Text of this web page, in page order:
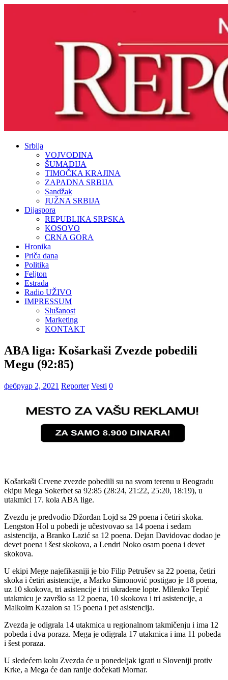
Srbija
VOJVODINA
ŠUMADIJA
TIMOČKA KRAJINA
ZAPADNA SRBIJA
Sandžak
JUŽNA SRBIJA
Dijaspora
REPUBLIKA SRPSKA
KOSOVO
CRNA GORA
Hronika
Priča dana
Politika
Feljton
Estrada
Radio UŽIVO
IMPRESSUM
Slušanost
Marketing
KONTAKT
ABA liga: Košarkaši Zvezde pobedili
Megu (92:85)
фебруар 2, 2021 Reporter Vesti 0
Košarkaši Crvene zvezde pobedili su na svom terenu u Beogradu
ekipu Mega Sokerbet sa 92:85 (28:24, 21:22, 25:20, 18:19), u
utakmici 17. kola ABA lige.
Zvezdu je predvodio Džordan Lojd sa 29 poena i četiri skoka.
Lengston Hol u pobedi je učestvovao sa 14 poena i sedam
asistencija, a Branko Lazić sa 12 poena. Dejan Davidovac dodao je
devet poena i šest skokova, a Lendri Noko osam poena i devet
skokova.
U ekipi Mege najefikasniji je bio Filip Petrušev sa 22 poena, četiri
skoka i četiri asistencije, a Marko Simonović postigao je 18 poena,
uz 10 skokova, tri asistencije i tri ukradene lopte. Milenko Tepić
utakmicu je završio sa 12 poena, 10 skokova i tri asistencije, a
Malkolm Kazalon sa 15 poena i pet asistencija.
Zvezda je odigrala 14 utakmica u regionalnom takmičenju i ima 12
pobeda i dva poraza. Mega je odigrala 17 utakmica i ima 11 pobeda
i šest poraza.
U sledećem kolu Zvezda će u ponedeljak igrati u Sloveniji protiv
Krke, a Mega će dan ranije dočekati Mornar.